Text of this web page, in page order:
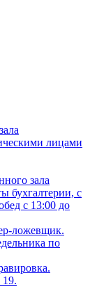
лицами
зала
бухгалтерии, с
с 13:00 до
ложевщик.
по
19.